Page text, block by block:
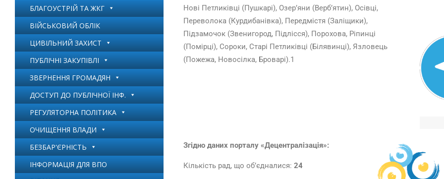
Нові Петликівці (Пушкарі), Озер’яни (Верб’ятин), Осівці,
Переволока (Курдибанівка), Передмістя (Заліщики),
Підзамочок (Звенигород, Підлісся), Порохова, Ріпинці
(Помірці), Сороки, Старі Петликівці (Білявинці), Язловець
(Пожежа, Новосілка, Броварі).1
Згідно даних порталу «Децентралізація»:
Кількість рад, що об’єдналися: 24
БЛАГОУСТРІЙ ТА ЖКГ
ВІЙСЬКОВИЙ ОБЛІК
ЦИВІЛЬНИЙ ЗАХИСТ
ПУБЛІЧНІ ЗАКУПІВЛІ
ЗВЕРНЕННЯ ГРОМАДЯН
ДОСТУП ДО ПУБЛІЧНОЇ ІНФ.
РЕГУЛЯТОРНА ПОЛІТИКА
ОЧИЩЕННЯ ВЛАДИ
БЕЗБАР'ЄРНІСТЬ
ІНФОРМАЦІЯ ДЛЯ ВПО